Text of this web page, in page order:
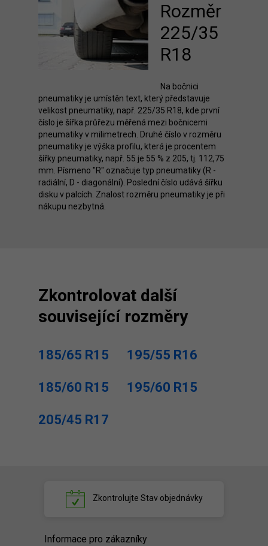
Rozměr
225/35
R18
Na bočnici
pneumatiky je umístěn text, který představuje
velikost pneumatiky, např. 225/35 R18, kde první
číslo je šířka průřezu měřená mezi bočnicemi
pneumatiky v milimetrech. Druhé číslo v rozměru
pneumatiky je výška profilu, která je procentem
šířky pneumatiky, např. 55 je 55 % z 205, tj. 112,75
mm. Písmeno "R" označuje typ pneumatiky (R -
radiální, D - diagonální). Poslední číslo udává šířku
disku v palcích. Znalost rozměru pneumatiky je při
nákupu nezbytná.
Zkontrolovat další
související rozměry
185/65 R15 195/55 R16
185/60 R15 195/60 R15
205/45 R17
Zkontrolujte Stav objednávky
Informace pro zákazníky